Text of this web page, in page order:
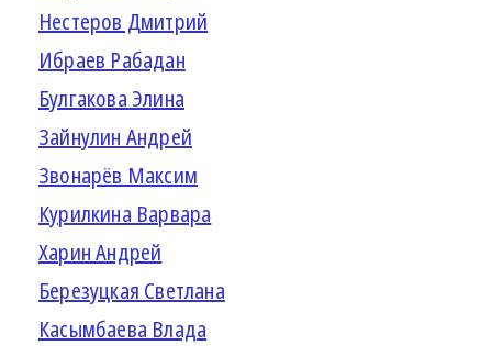
Нестеров Дмитрий
Ибраев Рабадан
Булгакова Элина
Зайнулин Андрей
Звонарёв Максим
Курилкина Варвара
Харин Андрей
Березуцкая Светлана
Касымбаева Влада